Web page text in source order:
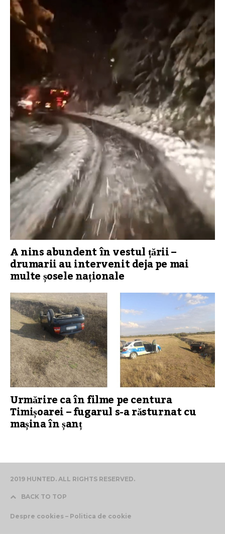
A nins abundent în vestul țării –
drumarii au intervenit deja pe mai
multe șosele naționale
Urmărire ca în filme pe centura
Timișoarei – fugarul s-a răsturnat cu
mașina în șanț
2019 HUNTED. ALL RIGHTS RESERVED.
BACK TO TOP
Despre cookies – Politica de cookie